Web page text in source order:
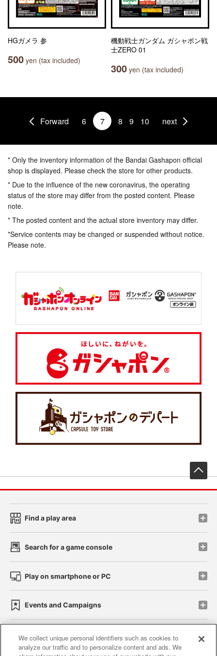
HGガメラ 参
500 yen (tax included)
機動戦士ガンダム ガシャポン戦
士ZERO 01
300 yen (tax included)
Forward 6 7 8 9 10 next
* Only the inventory information of the Bandai Gashapon official
shop is displayed. Please check the store for other products.
* Due to the influence of the new coronavirus, the operating
status of the store may differ from the posted content. Please
note.
* The posted content and the actual store inventory may differ.
*Service contents may be changed or suspended without notice.
Please note.
Find a play area
Search for a game console
Play on smartphone or PC
Events and Campaigns
Affiliate Sustainability site policy privacy policy
We collect unique personal identifiers such as cookies to
analyze our traffic and to personalize content and ads. We